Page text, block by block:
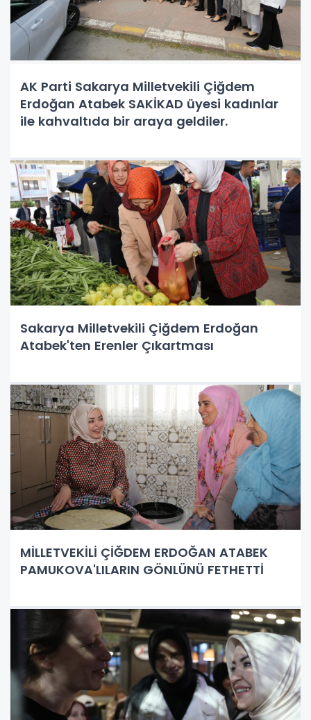
AK Parti Sakarya Milletvekili Çiğdem
Erdoğan Atabek SAKİKAD üyesi kadınlar
ile kahvaltıda bir araya geldiler.
Sakarya Milletvekili Çiğdem Erdoğan
Atabek'ten Erenler Çıkartması
MİLLETVEKİLİ ÇİĞDEM ERDOĞAN ATABEK
PAMUKOVA'LILARIN GÖNLÜNÜ FETHETTİ